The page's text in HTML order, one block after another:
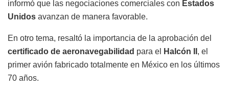
informó que las negociaciones comerciales con Estados
Unidos avanzan de manera favorable.
En otro tema, resaltó la importancia de la aprobación del
certificado de aeronavegabilidad para el Halcón II , el
primer avión fabricado totalmente en México en los últimos
70 años.